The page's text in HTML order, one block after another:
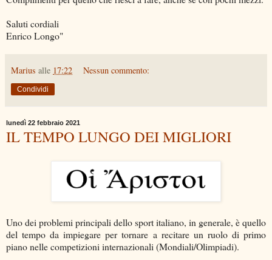
Saluti cordiali
Enrico Longo"
Marius alle 17:22 Nessun commento:
Condividi
lunedì 22 febbraio 2021
IL TEMPO LUNGO DEI MIGLIORI
Uno dei problemi principali dello sport italiano, in generale, è quello
del tempo da impiegare per tornare a recitare un ruolo di primo
piano nelle competizioni internazionali (Mondiali/Olimpiadi).